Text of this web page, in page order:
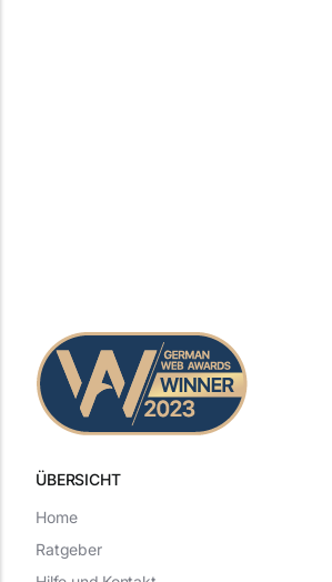
ÜBERSICHT
Home
Ratgeber